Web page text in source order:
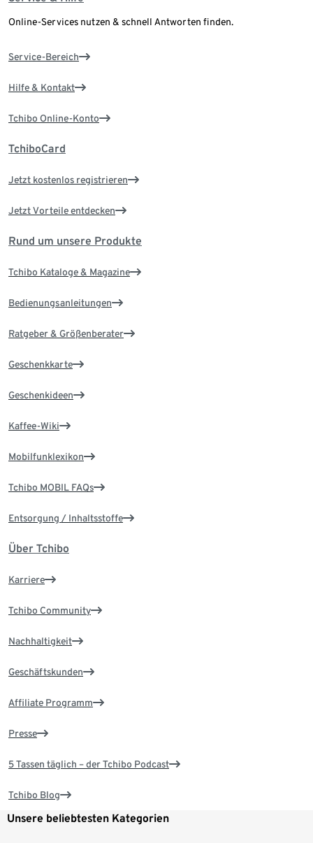
Online-Services nutzen & schnell Antworten finden.
Service-Bereich
Hilfe & Kontakt
Tchibo Online-Konto
TchiboCard
Jetzt kostenlos registrieren
Jetzt Vorteile entdecken
Rund um unsere Produkte
Tchibo Kataloge & Magazine
Bedienungsanleitungen
Ratgeber & Größenberater
Geschenkkarte
Geschenkideen
Kaffee-Wiki
Mobilfunklexikon
Tchibo MOBIL FAQs
Entsorgung / Inhaltsstoffe
Über Tchibo
Karriere
Tchibo Community
Nachhaltigkeit
Geschäftskunden
Affiliate Programm
Presse
5 Tassen täglich – der Tchibo Podcast
Tchibo Blog
Unsere beliebtesten Kategorien